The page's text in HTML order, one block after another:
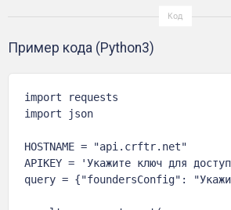
Пример кода (Python3)
import requests
import json
HOSTNAME = "api.crftr.net"
APIKEY = 'Укажите ключ для
query = {"foundersConfig":